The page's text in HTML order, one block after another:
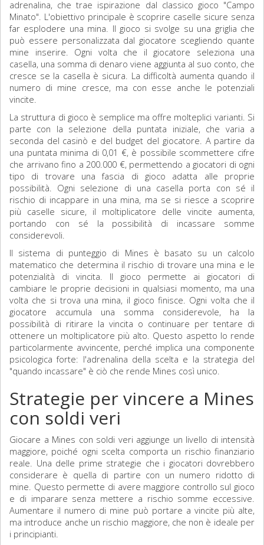
adrenalina, che trae ispirazione dal classico gioco "Campo
Minato". L'obiettivo principale è scoprire caselle sicure senza
far esplodere una mina. Il gioco si svolge su una griglia che
può essere personalizzata dal giocatore scegliendo quante
mine inserire. Ogni volta che il giocatore seleziona una
casella, una somma di denaro viene aggiunta al suo conto, che
cresce se la casella è sicura. La difficoltà aumenta quando il
numero di mine cresce, ma con esse anche le potenziali
vincite.
La struttura di gioco è semplice ma offre molteplici varianti. Si
parte con la selezione della puntata iniziale, che varia a
seconda del casinò e del budget del giocatore. A partire da
una puntata minima di 0,01 €, è possibile scommettere cifre
che arrivano fino a 200.000 €, permettendo a giocatori di ogni
tipo di trovare una fascia di gioco adatta alle proprie
possibilità. Ogni selezione di una casella porta con sé il
rischio di incappare in una mina, ma se si riesce a scoprire
più caselle sicure, il moltiplicatore delle vincite aumenta,
portando con sé la possibilità di incassare somme
considerevoli.
Il sistema di punteggio di Mines è basato su un calcolo
matematico che determina il rischio di trovare una mina e le
potenzialità di vincita. Il gioco permette ai giocatori di
cambiare le proprie decisioni in qualsiasi momento, ma una
volta che si trova una mina, il gioco finisce. Ogni volta che il
giocatore accumula una somma considerevole, ha la
possibilità di ritirare la vincita o continuare per tentare di
ottenere un moltiplicatore più alto. Questo aspetto lo rende
particolarmente avvincente, perché implica una componente
psicologica forte: l'adrenalina della scelta e la strategia del
"quando incassare" è ciò che rende Mines così unico.
Strategie per vincere a Mines
con soldi veri
Giocare a Mines con soldi veri aggiunge un livello di intensità
maggiore, poiché ogni scelta comporta un rischio finanziario
reale. Una delle prime strategie che i giocatori dovrebbero
considerare è quella di partire con un numero ridotto di
mine. Questo permette di avere maggiore controllo sul gioco
e di imparare senza mettere a rischio somme eccessive.
Aumentare il numero di mine può portare a vincite più alte,
ma introduce anche un rischio maggiore, che non è ideale per
i principianti.